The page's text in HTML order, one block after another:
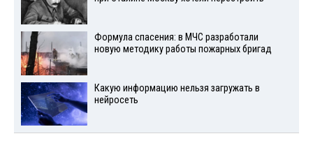
Формула спасения: в МЧС разработали
новую методику работы пожарных бригад
Какую информацию нельзя загружать в
нейросеть